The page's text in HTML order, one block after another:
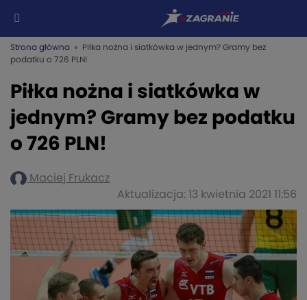
Strona główna » Piłka nożna i siatkówka w jednym? Gramy bez
podatku o 726 PLN!
Piłka nożna i siatkówka w
jednym? Gramy bez podatku
o 726 PLN!
Maciej Frukacz
Aktualizacja: 13 kwietnia 2021 11:56